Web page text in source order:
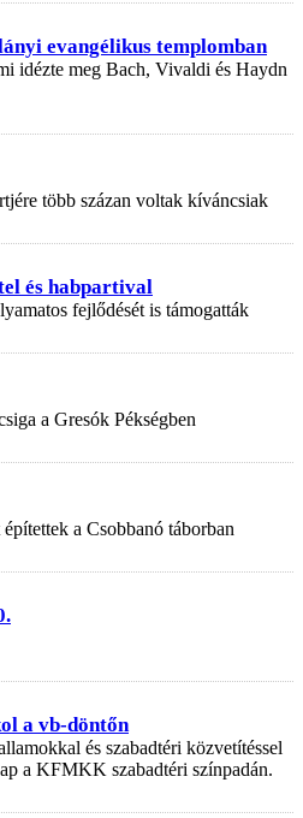
evangélikus templomban
idézte meg Bach, Vivaldi és Haydn
több százan voltak kíváncsiak
és habpartival
fejlődését is támogatták
a Gresók Pékségben
a Csobbanó táborban
a vb-döntőn
és szabadtéri közvetítéssel
a KFMKK szabadtéri színpadán.